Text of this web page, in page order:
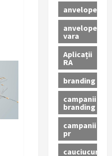
anvelope
anvelope
vara
Aplicații
RA
branding
campanii
branding
campanii
pr
cauciucuri